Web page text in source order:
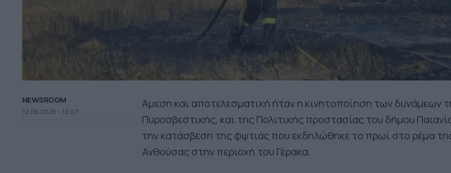
NEWSROOM
12.06.2026 - 13.07
Άμεση και αποτελεσματική ήταν η κινητοποίηση των δυνάμεων
Πυροσβεστικής, και της Πολιτικής προστασίας του δήμου
την κατάσβεση της φψτιάς που εκδηλώθηκε το πρωί στο ρέμα
Ανθούσας στην περιοχή του Γέρακα.